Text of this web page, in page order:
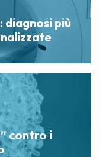
diagnosi più
contro i